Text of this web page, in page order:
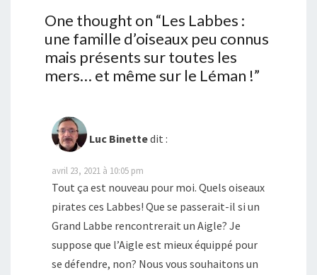
One thought on “Les Labbes :
une famille d’oiseaux peu connus
mais présents sur toutes les
mers… et même sur le Léman !”
Luc Binettedit :
avril 23, 2021 à 10:05 pm
Tout ça est nouveau pour moi. Quels oiseaux
pirates ces Labbes! Que se passerait-il si un
Grand Labbe rencontrerait un Aigle? Je
suppose que l’Aigle est mieux équippé pour
se défendre, non? Nous vous souhaitons un